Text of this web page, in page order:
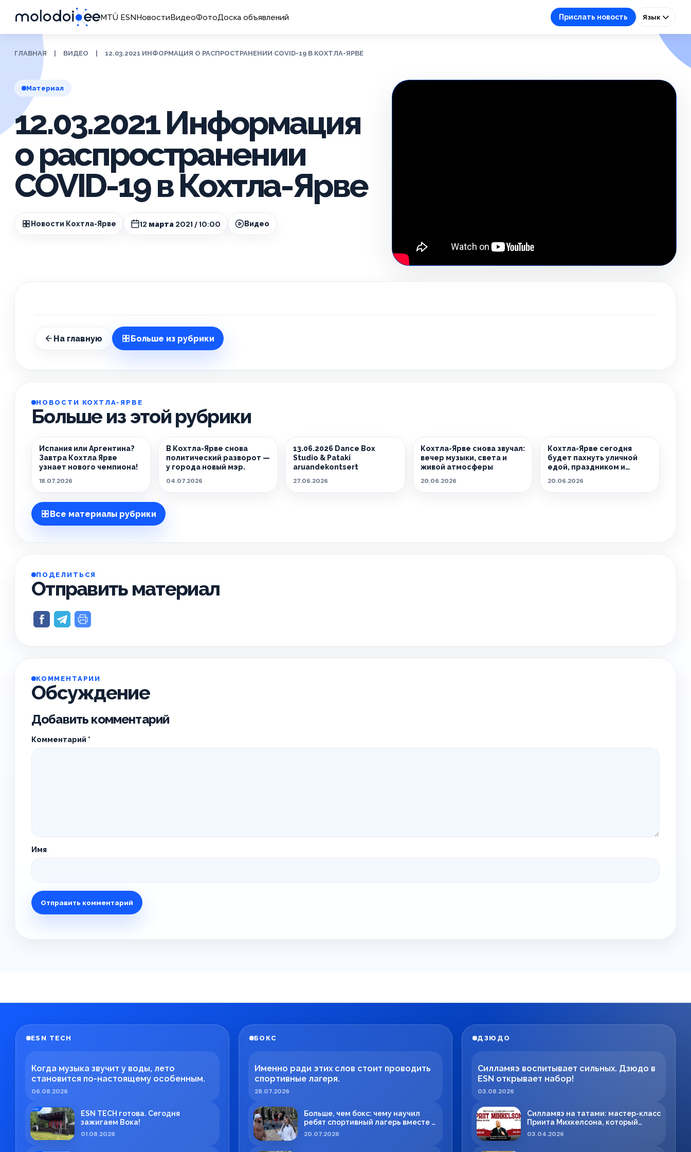
MTÜ ESNНовостиВидеоФотоДоска объявлений Прислать новость Язык
ГЛАВНАЯ ВИДЕО 12.03.2021 ИНФОРМАЦИЯ О РАСПРОСТРАНЕНИИ COVID-19 В КОХТЛА-ЯРВЕ
Материал
12.03.2021 Информация
о распространении
COVID-19 в Кохтла-Ярве
Новости Кохтла-Ярве 12 марта 2021 / 10:00 Видео
На главную Больше из рубрики
НОВОСТИ КОХТЛА-ЯРВЕ
Больше из этой рубрики
Испания или Аргентина?
Завтра Кохтла Ярве
узнает нового чемпиона!
18.07.2026
В Кохтла-Ярве снова
политический разворот —
у города новый мэр.
04.07.2026
13.06.2026 Dance Box
Studio & Pataki
aruandekontsert
27.06.2026
Кохтла-Ярве снова звучал:
вечер музыки, света и
живой атмосферы
20.06.2026
Кохтла-Ярве сегодня
будет пахнуть уличной
едой, праздником и
20.06.2026
Все материалы рубрики
ПОДЕЛИТЬСЯ
Отправить материал
КОММЕНТАРИИ
Обсуждение
Добавить комментарий
Комментарий *
Имя
ESN TECH
Когда музыка звучит у воды, лето
становится по-настоящему особенным.
06.08.2026
ESN TECH готова. Сегодня
зажигаем Вока!
01.08.2026
БОКС
Именно ради этих слов стоит проводить
спортивные лагеря.
28.07.2026
Больше, чем бокс: чему научил
ребят спортивный лагерь вместе с
Максимом Вильде
20.07.2026
ДЗЮДО
Силламяэ воспитывает сильных. Дзюдо в
ESN открывает набор!
03.08.2026
Силламяэ на татами: мастер-класс
Приита Михкелсона, который
меняет правила игры в регионе
03.04.2026